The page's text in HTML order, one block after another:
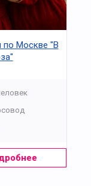
по Москве "В